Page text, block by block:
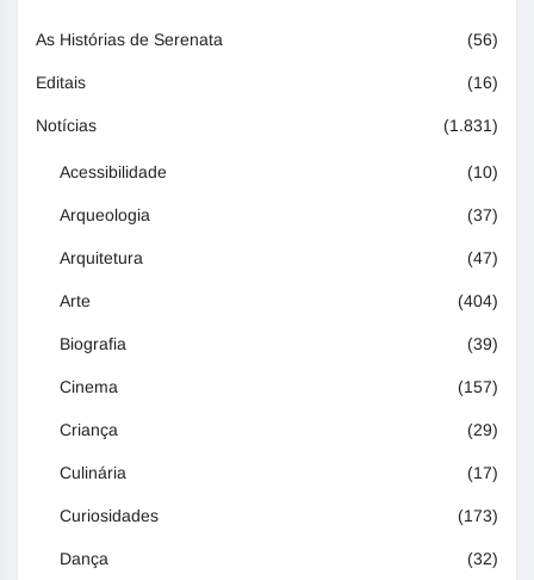
As Histórias de Serenata (56)
Editais (16)
Notícias (1.831)
Acessibilidade (10)
Arqueologia (37)
Arquitetura (47)
Arte (404)
Biografia (39)
Cinema (157)
Criança (29)
Culinária (17)
Curiosidades (173)
Dança (32)